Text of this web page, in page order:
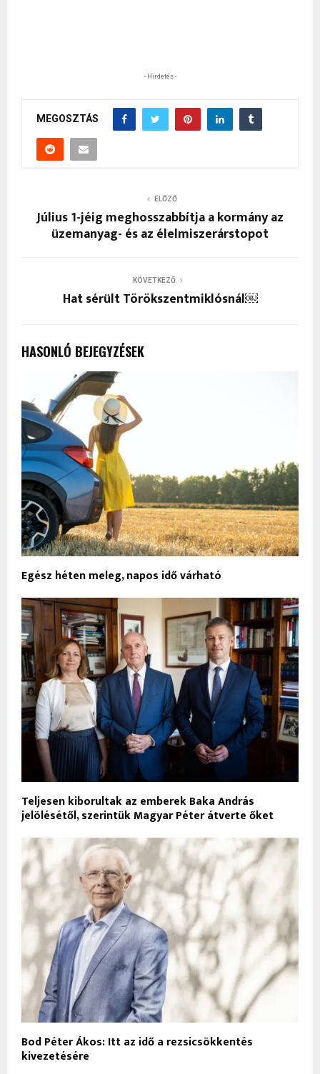
- Hirdetés -
MEGOSZTÁS
ELŐZŐ
Július 1-jéig meghosszabbítja a kormány az
üzemanyag- és az élelmiszerárstopot
KÖVETKEZŐ
Hat sérült Törökszentmiklósnál￼
HASONLÓ BEJEGYZÉSEK
Egész héten meleg, napos idő várható
Teljesen kiborultak az emberek Baka András
jelölésétől, szerintük Magyar Péter átverte őket
Bod Péter Ákos: Itt az idő a rezsicsökkentés
kivezetésére